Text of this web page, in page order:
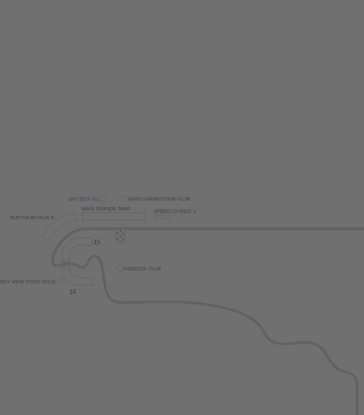
PADDOCK CLUB
SKY VIEW FORO SOLO
SKY BOX G1 MAIN GRANDS T AND CLUB
SPEED LOUNGE 1
PL A TINIUM PLUS E
MAIN GRANDS T AND
14
15